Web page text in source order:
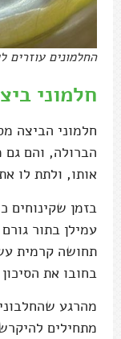
החלמונים עוזרים
חלמוני
חלמוני הביצה
הברולה, והם גם
אותו, ולתת לו
בזמן שקינוחים
עמילן בתור
תחושה קרמית
בחובו את
מהרגע
מתחילים